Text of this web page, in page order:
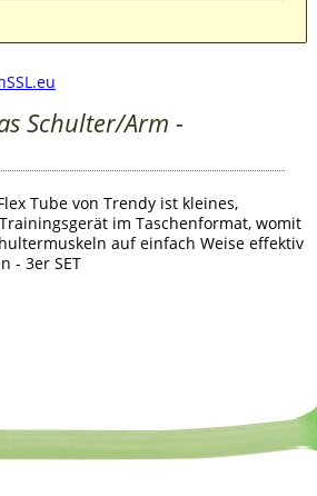
Schulter/Arm -
Tube von Trendy ist kleines,
im Taschenformat, womit
auf einfach Weise effektiv
- 3er SET